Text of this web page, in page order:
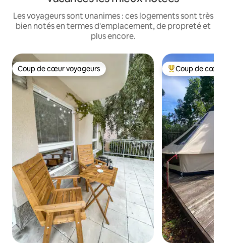
Les voyageurs sont unanimes : ces logements sont très
bien notés en termes d'emplacement, de propreté et
plus encore.
Coup de cœur voyageurs
Coup de cœur voyageurs Coups de cœur
Coup de cœur